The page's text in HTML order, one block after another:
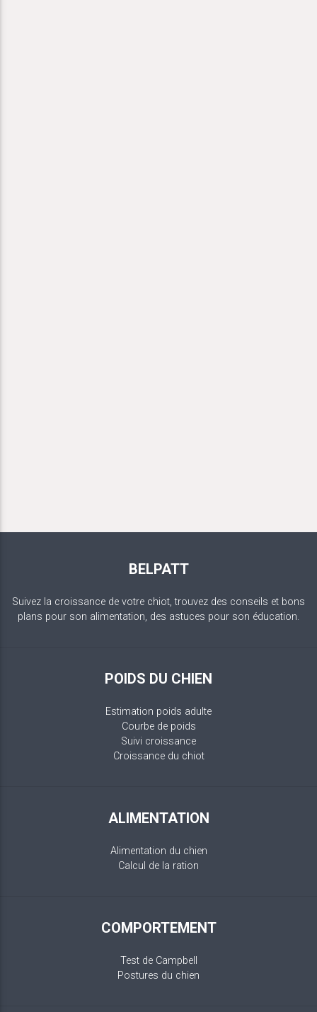
BELPATT
Suivez la croissance de votre chiot, trouvez des conseils et bons
plans pour son alimentation, des astuces pour son éducation.
POIDS DU CHIEN
Estimation poids adulte
Courbe de poids
Suivi croissance
Croissance du chiot
ALIMENTATION
Alimentation du chien
Calcul de la ration
COMPORTEMENT
Test de Campbell
Postures du chien